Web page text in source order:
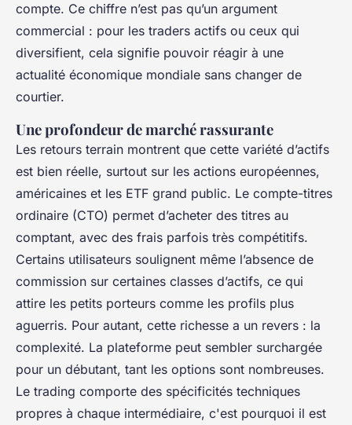
compte. Ce chiffre n’est pas qu’un argument
commercial : pour les traders actifs ou ceux qui
diversifient, cela signifie pouvoir réagir à une
actualité économique mondiale sans changer de
courtier.
Une profondeur de marché rassurante
Les retours terrain montrent que cette variété d’actifs
est bien réelle, surtout sur les actions européennes,
américaines et les ETF grand public. Le compte-titres
ordinaire (CTO) permet d’acheter des titres au
comptant, avec des frais parfois très compétitifs.
Certains utilisateurs soulignent même l’absence de
commission sur certaines classes d’actifs, ce qui
attire les petits porteurs comme les profils plus
aguerris. Pour autant, cette richesse a un revers : la
complexité. La plateforme peut sembler surchargée
pour un débutant, tant les options sont nombreuses.
Le trading comporte des spécificités techniques
propres à chaque intermédiaire, c'est pourquoi il est